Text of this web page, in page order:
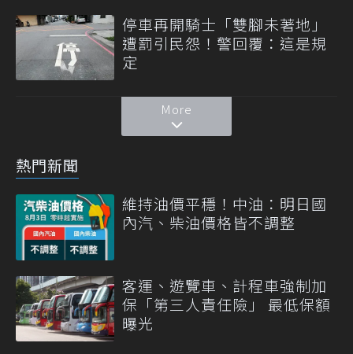
停車再開騎士「雙腳未著地」
遭罰引民怨！警回覆：這是規
定
More
熱門新聞
維持油價平穩！中油：明日國
內汽、柴油價格皆不調整
客運、遊覽車、計程車強制加
保「第三人責任險」 最低保額
曝光